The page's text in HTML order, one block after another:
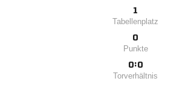
1
Tabellenplatz
0
Punkte
0:0
Torverhältnis